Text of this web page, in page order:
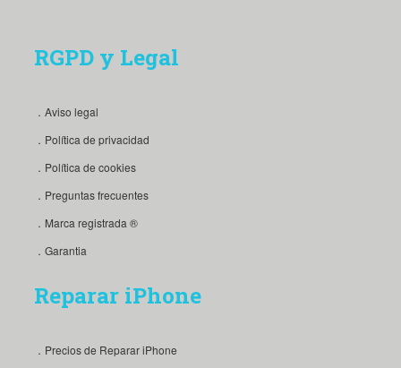
RGPD y Legal
．Aviso legal
．Política de privacidad
．Política de cookies
．Preguntas frecuentes
．Marca registrada ®
．Garantia
Reparar iPhone
．Precios de Reparar iPhone